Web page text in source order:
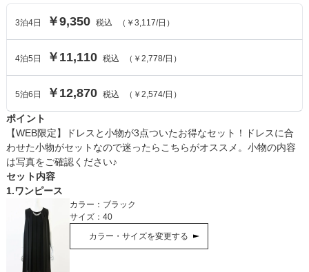
3泊4日 ￥9,350 税込 （ ￥3,117/日）
4泊5 日 ￥11,110 税込 （ ￥2,778/日）
5泊6 日 ￥12,870 税込 （ ￥2,574/日）
ポイント
【WEB限定】ドレスと小物が3点ついたお得なセット！ドレスに合
わせた小物がセットなので迷ったらこちらがオススメ。小物の内容
は写真をご確認ください♪
セット内容
1.ワンピース
カラー： ブラック
サイズ： 40
カラー・サイズを変更する